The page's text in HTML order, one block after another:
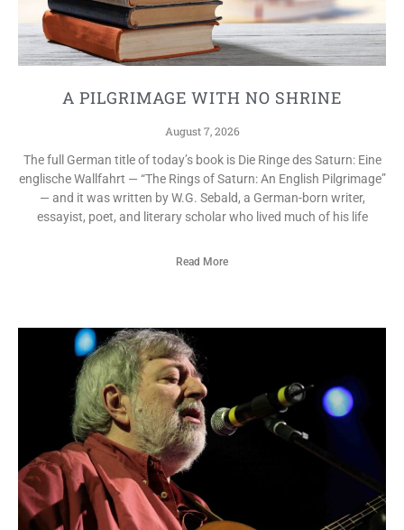
A PILGRIMAGE WITH NO SHRINE
August 7, 2026
The full German title of today’s book is Die Ringe des Saturn: Eine
englische Wallfahrt — “The Rings of Saturn: An English Pilgrimage”
— and it was written by W.G. Sebald, a German-born writer,
essayist, poet, and literary scholar who lived much of his life
Read More